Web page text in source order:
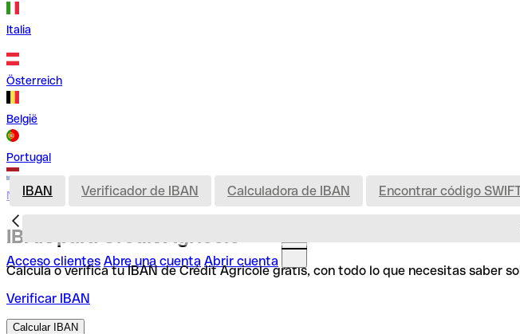
Italia
Österreich
België
Portugal
Nederland
Acceso clientes Abre una cuenta Abrir cuenta
IBAN Verificador de IBAN Calculadora de IBAN Encontrar código
IBAN para Crédit Agricole
Calcula o verifica tu IBAN de Crédit Agricole gratis, con todo lo que necesitas saber
Verificar IBAN
Calcular IBAN